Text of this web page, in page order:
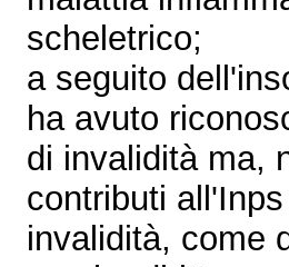
scheletrico;
a seguito
ha avuto
di invalidità ma,
contributi
invalidità, come